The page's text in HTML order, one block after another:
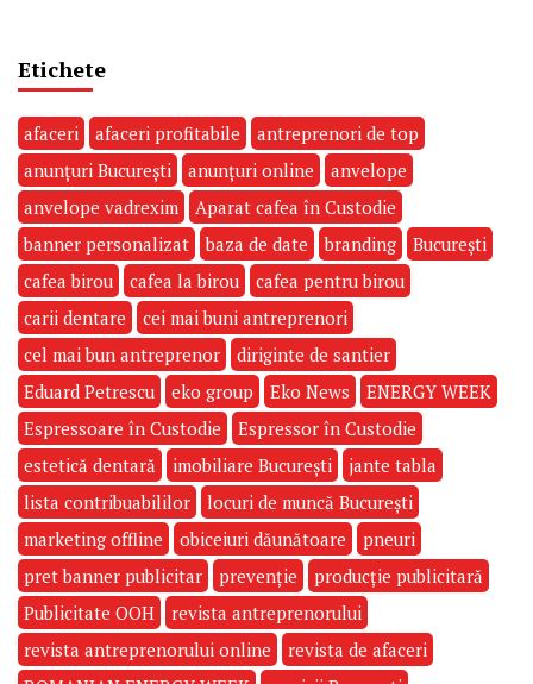
Etichete
afaceri afaceri profitabile
antreprenori de top
anunțuri București
anunțuri online
anvelope
anvelope vadrexim
Aparat cafea în Custodie
banner personalizat
baza de date branding
București
cafea birou
cafea la birou
cafea pentru birou
carii dentare
cei mai buni antreprenori
cel mai bun antreprenor
diriginte de santier
Eduard Petrescu
eko group Eko News
ENERGY WEEK
Espressoare în Custodie
Espressor în Custodie
estetică dentară
imobiliare București
jante tabla
lista contribuabililor
locuri de muncă București
marketing offline
obiceiuri dăunătoare
pneuri
pret banner publicitar
prevenție
producție publicitară
Publicitate OOH
revista antreprenorului
revista antreprenorului online
revista de afaceri